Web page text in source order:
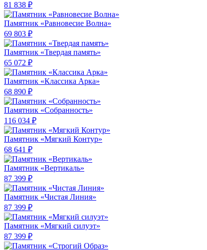
81 838 ₽
Памятник «Равновесие Волна»
69 803 ₽
Памятник «Твердая память»
65 072 ₽
Памятник «Классика Арка»
68 890 ₽
Памятник «Собранность»
116 034 ₽
Памятник «Мягкий Контур»
68 641 ₽
Памятник «Вертикаль»
87 399 ₽
Памятник «Чистая Линия»
87 399 ₽
Памятник «Мягкий силуэт»
87 399 ₽